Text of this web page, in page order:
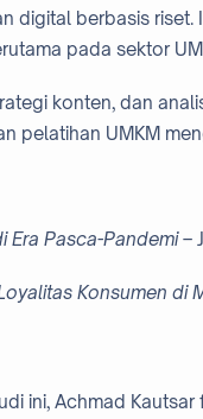
digital berbasis
pada sektor
konten, dan
pelatihan UMKM
Era Pasca-Pandemi–
Konsumen di
ini, Achmad